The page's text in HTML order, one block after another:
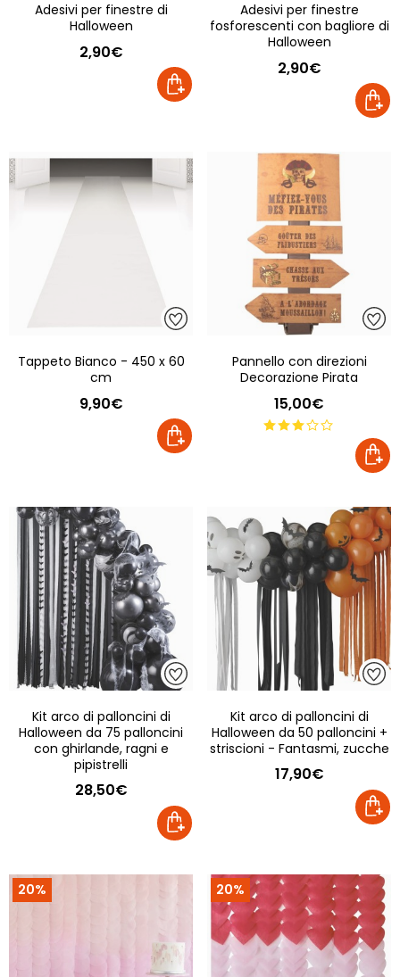
Adesivi per finestre di
Halloween
2,90€
Adesivi per finestre
fosforescenti con bagliore di
Halloween
2,90€
Tappeto Bianco - 450 x 60
cm
9,90€
Pannello con direzioni
Decorazione Pirata
15,00€
Kit arco di palloncini di
Halloween da 75 palloncini
con ghirlande, ragni e
pipistrelli
28,50€
Kit arco di palloncini di
Halloween da 50 palloncini +
striscioni - Fantasmi, zucche
17,90€
20% 20%